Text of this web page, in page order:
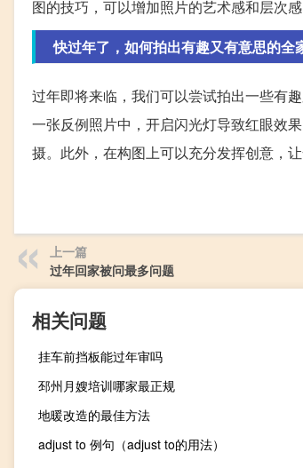
图的技巧，可以增加照片的艺术感和层次感
快过年了，如何拍出有趣又有意思的全
过年即将来临，我们可以尝试拍出一些有
一张反例照片中，开启闪光灯导致红眼效
摄。此外，在构图上可以充分发挥创意，
上一篇
过年回家被问最多问题
相关问题
挂车前挡板能过年审吗
邳州月嫂培训哪家最正规
地暖改造的最佳方法
adjust to 例句（adjust to的用法）